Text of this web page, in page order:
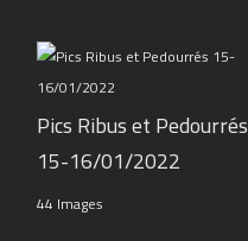
Pics Ribus et Pedourrés
15-16/01/2022
44 Images